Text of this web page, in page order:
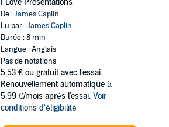
I Love Presentations
De :James Caplin
Lu par :James Caplin
Durée : 8 min
Langue : Anglais
Pas de notations
5,53 € ou gratuit avec l'essai.
Renouvellement automatique à
5,99 €/mois après l'essai. Voir
conditions d'éligibilité